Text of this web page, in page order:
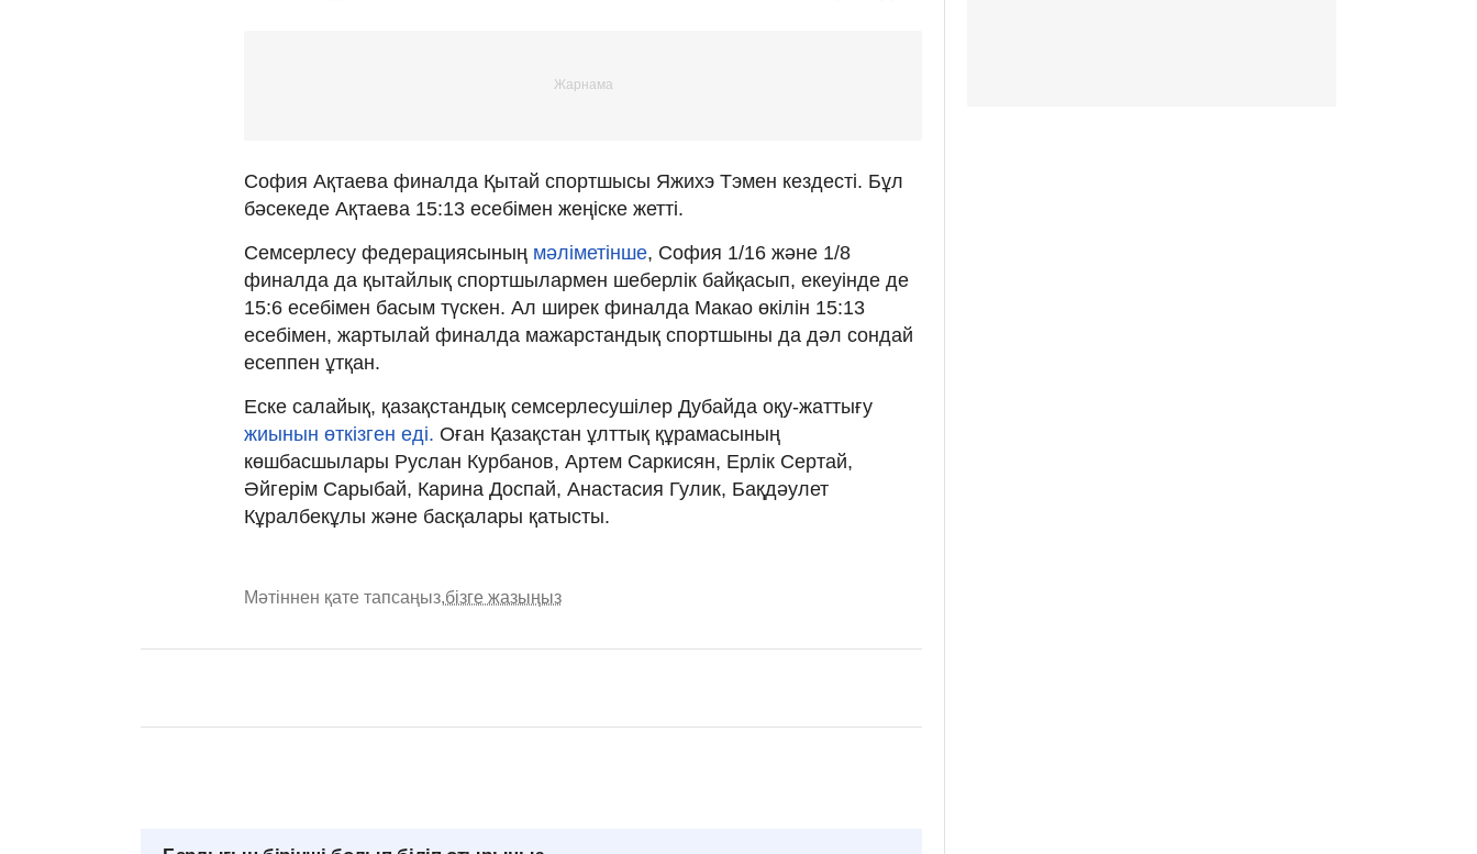
София Ақтаева финалда Қытай спортшысы Яжихэ Тэмен кездесті. Бұл
бәсекеде Ақтаева 15:13 есебімен жеңіске жетті.
Cемсерлесу федерациясының мәліметінше, София 1/16 және 1/8
финалда да қытайлық спортшылармен шеберлік байқасып, екеуінде де
15:6 есебімен басым түскен. Ал ширек финалда Макао өкілін 15:13
есебімен, жартылай финалда мажарстандық спортшыны да дәл сондай
есеппен ұтқан.
Еске салайық, қазақстандық семсерлесушілер Дубайда оқу-жаттығу
жиынын өткізген еді. Оған Қазақстан ұлттық құрамасының
көшбасшылары Руслан Курбанов, Артем Саркисян, Ерлік Сертай,
Әйгерім Сарыбай, Карина Доспай, Анастасия Гулик, Бақдәулет
Кұралбекұлы және басқалары қатысты.
Мәтіннен қате тапсаңыз,бізге жазыңыз